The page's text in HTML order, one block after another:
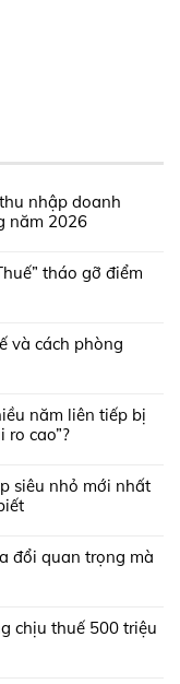
nhập doanh
năm 2026
tháo gỡ điểm
và cách phòng
năm liên tiếp bị
ro cao”?
siêu nhỏ mới nhất
đổi quan trọng mà
chịu thuế 500 triệu